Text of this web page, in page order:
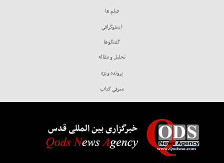
فيلم ها
اينفوگرافي
گفتگوها
تحليل و مقاله
پرونده ويژه
معرفي كتاب
خبرگزاری بین المللی قدس